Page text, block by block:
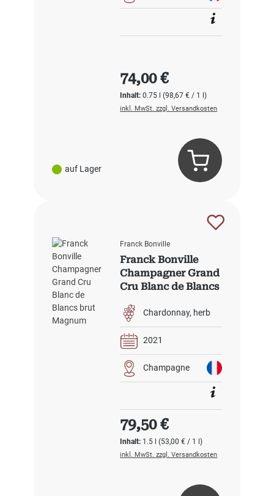
auf Lager
Inhalt:0.75 l(98,67 € / 1 l)
Regulärer Preis:
74,00 €
inkl. MwSt. zzgl. Versandkosten
Franck Bonville
Franck Bonville
Champagner Grand
Cru Blanc de Blancs
Chardonnay herb
2021
Champagne
Inhalt: 1.5 l(53,00 € / 1 l)
Regulärer Preis:
79,50 €
inkl. MwSt. zzgl. Versandkosten